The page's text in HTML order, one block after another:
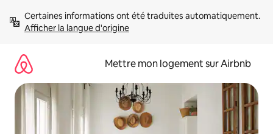
directement
Afficher la langue d'origine
Mettre mon logement sur Airbnb